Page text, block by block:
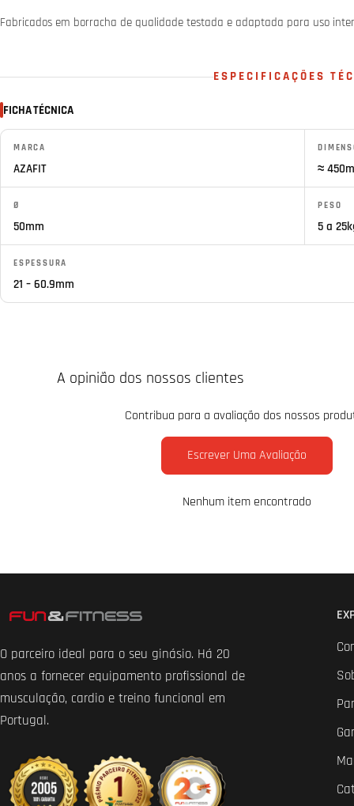
Fabricados em borracha de qualidade testada e adaptada para uso
ESPECIFICAÇÕES
FICHA TÉCNICA
MARCA
AZAFIT ≈
Ø
50mm
PESO
5 a
ESPESSURA
21 – 60.9mm
A opinião dos nossos clientes
Contribua para a avaliação dos nossos
Escrever Uma Avaliação
Nenhum item encontrado
O parceiro ideal para o seu ginásio. Há 20
anos a fornecer equipamento profissional de
musculação, cardio e treino funcional em
Portugal.